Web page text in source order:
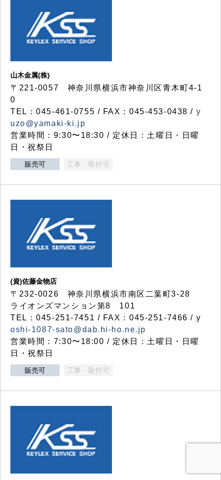
山木金属(株)
〒221-0057 神奈川県横浜市神奈川区青木町4-1
0
TEL：045-461-0755 / FAX：045-453-0438 / y
uzo@yamaki-ki.jp
営業時間：9:30〜18:30 / 定休日：土曜日・日曜
日・祝祭日
販売可 工事・取付可
(資)佐藤金物店
〒232-0026 神奈川県横浜市南区二葉町3-28
ライオンズマンション第8 101
TEL：045-251-7451 / FAX：045-251-7466 / y
oshi-1087-sato@dab.hi-ho.ne.jp
営業時間：7:30〜18:00 / 定休日：土曜日・日曜
日・祝祭日
販売可 工事・取付可